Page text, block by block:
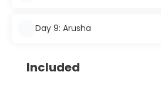
Day 9: Arusha
Included